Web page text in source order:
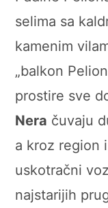
selima sa
kamenim
„balkon
prostire sve
Nera čuvaju
a kroz region
uskotračni voz
najstarijih